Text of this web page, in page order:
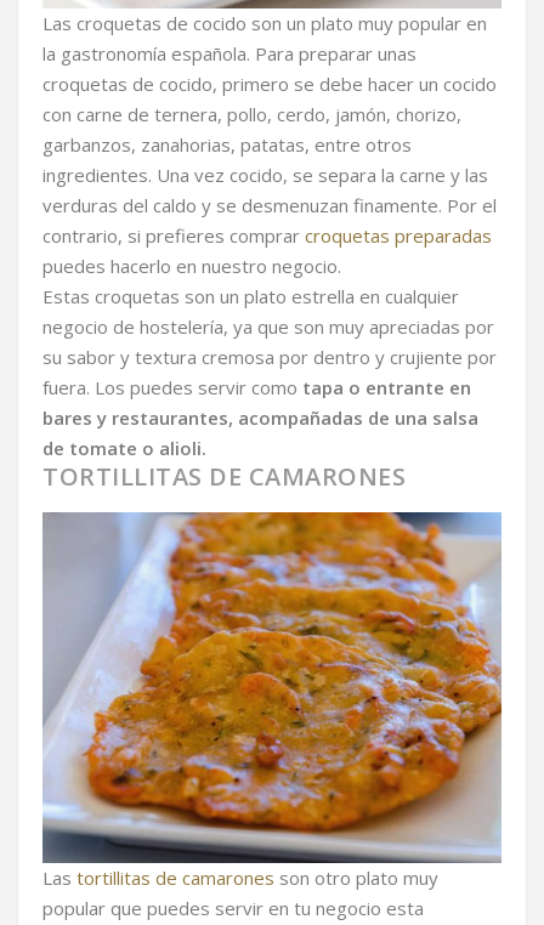
Las croquetas de cocido son un plato muy popular en
la gastronomía española. Para preparar unas
croquetas de cocido, primero se debe hacer un cocido
con carne de ternera, pollo, cerdo, jamón, chorizo,
garbanzos, zanahorias, patatas, entre otros
ingredientes. Una vez cocido, se separa la carne y las
verduras del caldo y se desmenuzan finamente. Por el
contrario, si prefieres comprar croquetas preparadas
puedes hacerlo en nuestro negocio.
Estas croquetas son un plato estrella en cualquier
negocio de hostelería, ya que son muy apreciadas por
su sabor y textura cremosa por dentro y crujiente por
fuera. Los puedes servir como tapa o entrante en
bares y restaurantes, acompañadas de una salsa
de tomate o alioli.
TORTILLITAS DE CAMARONES
Las tortillitas de camarones son otro plato muy
popular que puedes servir en tu negocio esta